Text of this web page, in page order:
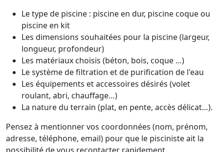
Le type de piscine : piscine en dur, piscine coque ou
piscine en kit
Les dimensions souhaitées pour la piscine (largeur,
longueur, profondeur)
Les matériaux choisis (béton, bois, coque …)
Le système de filtration et de purification de l'eau
Les équipements et accessoires désirés (volet
roulant, abri, chauffage…)
La nature du terrain (plat, en pente, accès délicat…).
Pensez à mentionner vos coordonnées (nom, prénom,
adresse, téléphone, email) pour que le pisciniste ait la